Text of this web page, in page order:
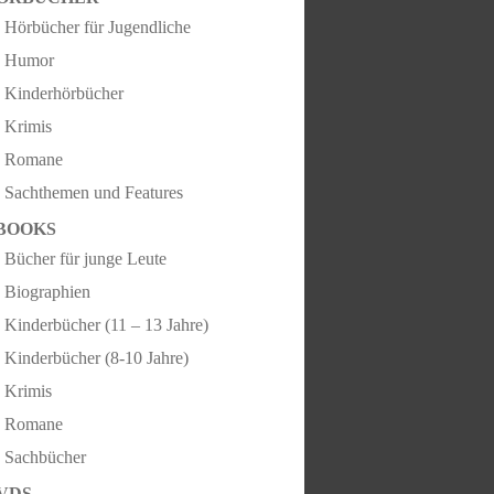
Hörbücher für Jugendliche
Humor
Kinderhörbücher
Krimis
Romane
Sachthemen und Features
Bücher für junge Leute
Biographien
Kinderbücher (11 – 13 Jahre)
Kinderbücher (8-10 Jahre)
Krimis
Romane
Sachbücher